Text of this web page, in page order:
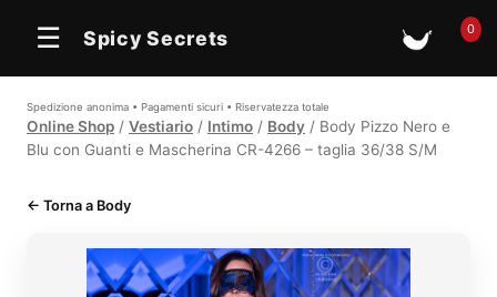
☰ Spicy Secrets 🛒0
Spedizione anonima • Pagamenti sicuri • Riservatezza totale
Online Shop / Vestiario / Intimo / Body / Body Pizzo Nero e
Blu con Guanti e Mascherina CR-4266 – taglia 36/38 S/M
← Torna a Body
In